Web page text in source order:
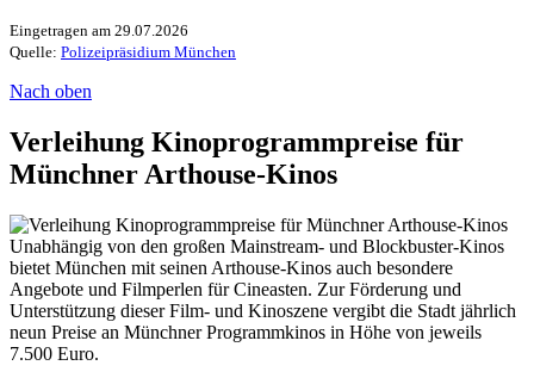
Eingetragen am 29.07.2026
Quelle: Polizeipräsidium München
Nach oben
Verleihung Kinoprogrammpreise für
Münchner Arthouse-Kinos
Unabhängig von den großen Mainstream- und Blockbuster-Kinos
bietet München mit seinen Arthouse-Kinos auch besondere
Angebote und Filmperlen für Cineasten. Zur Förderung und
Unterstützung dieser Film- und Kinoszene vergibt die Stadt jährlich
neun Preise an Münchner Programmkinos in Höhe von jeweils
7.500 Euro.